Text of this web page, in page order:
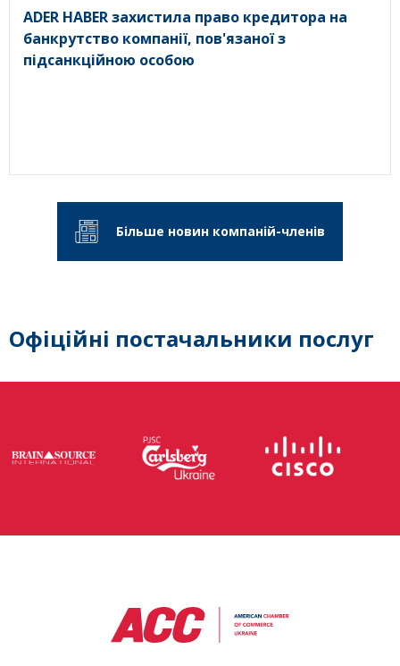
ADER HABER захистила право кредитора на
банкрутство компанії, пов'язаної з
підсанкційною особою
Більше новин компаній-членів
Офіційні постачальники послуг